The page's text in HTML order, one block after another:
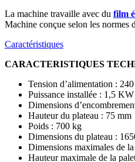
La machine travaille avec du film
Machine conçue selon les normes
Caractéristiques
CARACTERISTIQUES
Tension d’alimentation :
Puissance installée : 1,5 KW
Dimensions
Hauteur du plateau : 75 mm
Poids : 700 kg
Dimensions du plateau :
Dimensions maximales de
Hauteur maximale de la